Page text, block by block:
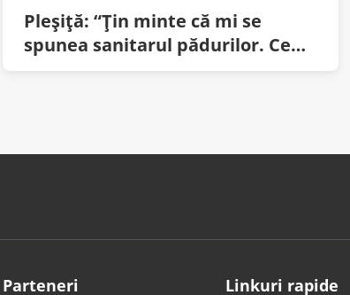
Pleşiţă: “Ţin minte că mi se
spunea sanitarul pădurilor. Ce
vremuri!”
Parteneri Linkuri rapide